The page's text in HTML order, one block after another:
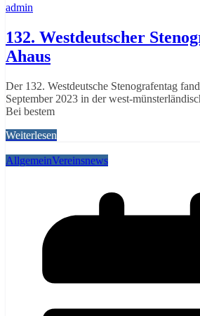
admin
132. Westdeutscher
Ahaus
Der 132. Westdeutsche Stenografentag
September 2023 in der west-
Bei bestem
Weiterlesen
AllgemeinVereinsnews